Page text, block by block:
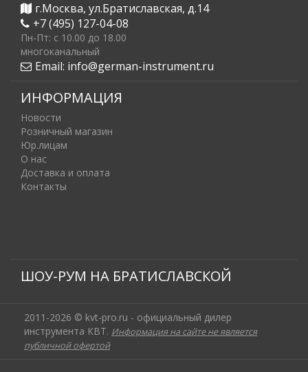
г.Москва, ул.Братиславская, д.14
+7 (495) 127-04-08
Пн-Пт: c 10.00 до 18.00
многоканальный
Email: info@german-instrument.ru
ИНФОРМАЦИЯ
Новости
Розничный магазин
Юр.лицам
О нас
Доставка и оплата
Контакты
ШОУ-РУМ НА БРАТИСЛАВСКОЙ
2011-2026 © kvt-pro.ru - официальный дилер
инструмента КВТ. Информация на сайте не является
публичной офертой